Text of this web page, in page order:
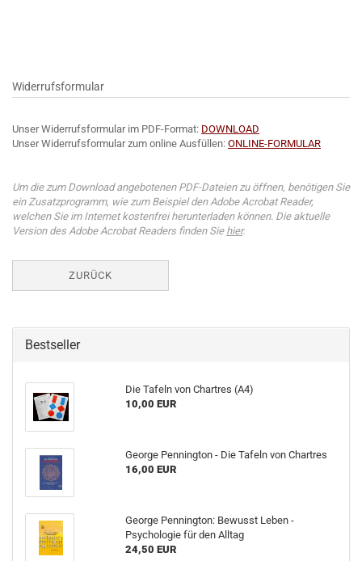
Widerrufsformular
Unser Widerrufsformular im PDF-Format: DOWNLOAD
Unser Widerrufsformular zum online Ausfüllen: ONLINE-FORMULAR
Um die zum Download angebotenen PDF-Dateien zu öffnen, benötigen Sie
ein Zusatzprogramm, wie zum Beispiel den Adobe Acrobat Reader,
welchen Sie im Internet kostenfrei herunterladen können. Die aktuelle
Version des Adobe Acrobat Readers finden Sie hier.
ZURÜCK
Bestseller
Die Tafeln von Chartres (A4)
10,00 EUR
George Pennington - Die Tafeln von Chartres
16,00 EUR
George Pennington: Bewusst Leben -
Psychologie für den Alltag
24,50 EUR